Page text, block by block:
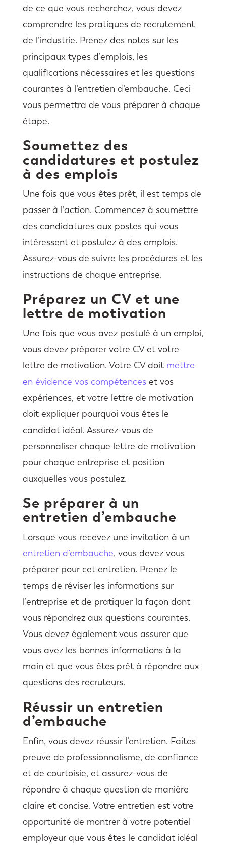
de ce que vous recherchez, vous devez
comprendre les pratiques de recrutement
de l’industrie. Prenez des notes sur les
principaux types d’emplois, les
qualifications nécessaires et les questions
courantes à l’entretien d’embauche. Ceci
vous permettra de vous préparer à chaque
étape.
Soumettez des
candidatures et postulez
à des emplois
Une fois que vous êtes prêt, il est temps de
passer à l’action. Commencez à soumettre
des candidatures aux postes qui vous
intéressent et postulez à des emplois.
Assurez-vous de suivre les procédures et les
instructions de chaque entreprise.
Préparez un CV et une
lettre de motivation
Une fois que vous avez postulé à un emploi,
vous devez préparer votre CV et votre
lettre de motivation. Votre CV doit mettre
en évidence vos compétences et vos
expériences, et votre lettre de motivation
doit expliquer pourquoi vous êtes le
candidat idéal. Assurez-vous de
personnaliser chaque lettre de motivation
pour chaque entreprise et position
auxquelles vous postulez.
Se préparer à un
entretien d’embauche
Lorsque vous recevez une invitation à un
entretien d’embauche, vous devez vous
préparer pour cet entretien. Prenez le
temps de réviser les informations sur
l’entreprise et de pratiquer la façon dont
vous répondrez aux questions courantes.
Vous devez également vous assurer que
vous avez les bonnes informations à la
main et que vous êtes prêt à répondre aux
questions des recruteurs.
Réussir un entretien
d’embauche
Enfin, vous devez réussir l’entretien. Faites
preuve de professionnalisme, de confiance
et de courtoisie, et assurez-vous de
répondre à chaque question de manière
claire et concise. Votre entretien est votre
opportunité de montrer à votre potentiel
employeur que vous êtes le candidat idéal